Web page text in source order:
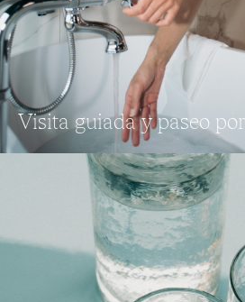
Visita guiada y paseo